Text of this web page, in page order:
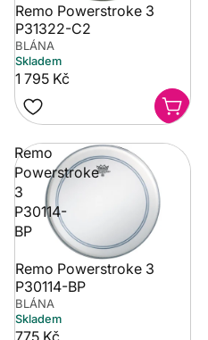
Remo Powerstroke 3
P31322-C2
BLÁNA
Skladem
1 795 Kč
Remo
Powerstroke
3
P30114-
BP
Remo Powerstroke 3
P30114-BP
BLÁNA
Skladem